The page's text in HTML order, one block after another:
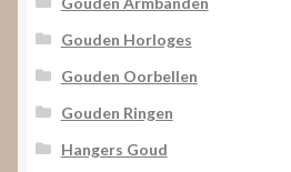
Gouden Horloges
Gouden Oorbellen
Gouden Ringen
Hangers Goud